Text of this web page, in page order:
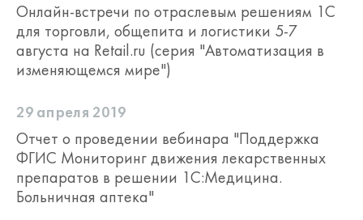
Онлайн-встречи по отраслевым решениям 1С
для торговли, общепита и логистики 5-7
августа на Retail.ru (серия "Автоматизация в
изменяющемся мире")
29 апреля 2019
Отчет о проведении вебинара "Поддержка
ФГИС Мониторинг движения лекарственных
препаратов в решении 1С:Медицина.
Больничная аптека"